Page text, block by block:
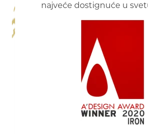
najveće dostignuće u